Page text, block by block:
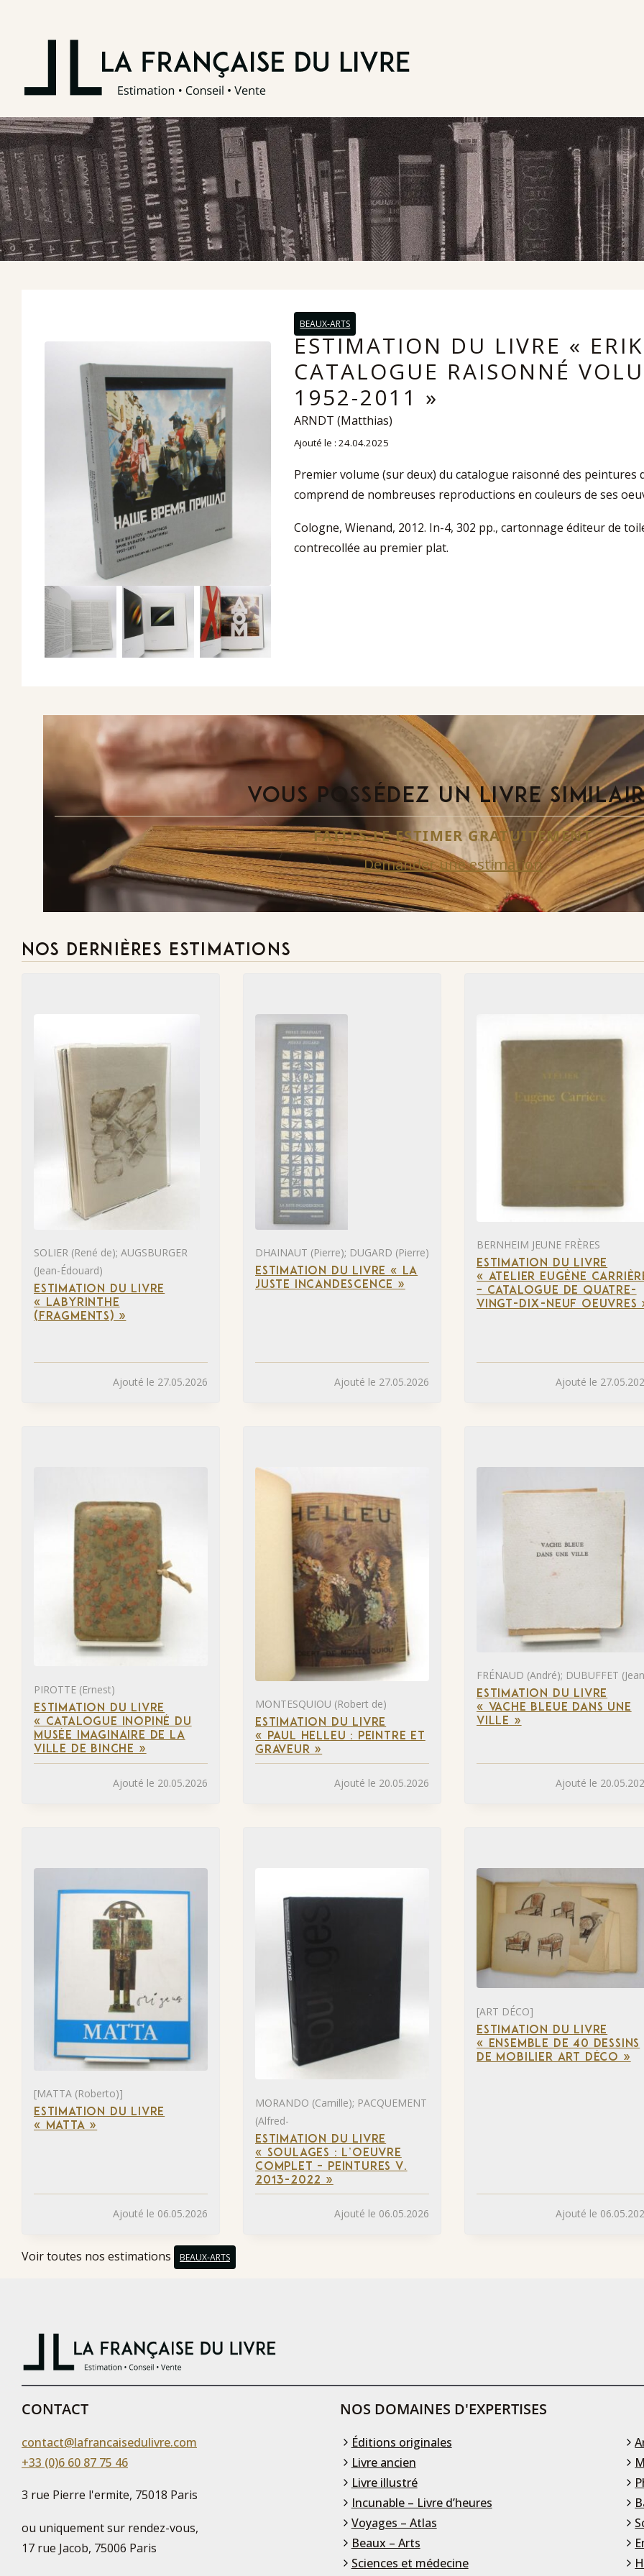
BEAUX-ARTS
ESTIMATION DU LIVRE «
CATALOGUE RAISONNÉ
1952-2011 »
ARNDT (Matthias)
Ajouté le : 24.04.2025
Premier volume (sur deux) du catalogue raisonné des peintures
comprend de nombreuses reproductions en couleurs de ses
Cologne, Wienand, 2012. In-4, 302 pp., cartonnage éditeur de
contrecollée au premier plat.
VOUS POSSÉDEZ UN LIVRE
FAITES-LE ESTIMER GRATUITEMENT
Demander une estimation
NOS DERNIÈRES ESTIMATIONS
SOLIER (René de); AUGSBURGER
(Jean-Édouard)
ESTIMATION DU LIVRE
« LABYRINTHE
(FRAGMENTS) »
Ajouté le 27.05.2026
DHAINAUT (Pierre); DUGARD (Pierre)
ESTIMATION DU LIVRE « LA
JUSTE INCANDESCENCE »
Ajouté le 27.05.2026
BERNHEIM JEUNE FRÈRES
ESTIMATION DU LIVRE
« ATELIER EUGÈNE
– CATALOGUE DE QUATRE-
VINGT-DIX-NEUF OEUVRES
Ajouté le
PIROTTE (Ernest)
ESTIMATION DU LIVRE
« CATALOGUE INOPINÉ DU
MUSÉE IMAGINAIRE DE LA
VILLE DE BINCHE »
Ajouté le 20.05.2026
MONTESQUIOU (Robert de)
ESTIMATION DU LIVRE
« PAUL HELLEU : PEINTRE ET
GRAVEUR »
Ajouté le 20.05.2026
FRÉNAUD (André); DUBUFFET
ESTIMATION DU LIVRE
« VACHE BLEUE DANS UNE
VILLE »
Ajouté le
[MATTA (Roberto)]
ESTIMATION DU LIVRE
« MATTA »
Ajouté le 06.05.2026
MORANDO (Camille); PACQUEMENT
(Alfred-
ESTIMATION DU LIVRE
« SOULAGES : L’OEUVRE
COMPLET – PEINTURES V.
2013-2022 »
Ajouté le 06.05.2026
[ART DÉCO]
ESTIMATION DU LIVRE
« ENSEMBLE DE 40 DESSINS
DE MOBILIER ART DÉCO »
Ajouté le
Voir toutes nos estimations BEAUX-ARTS
CONTACT
contact@lafrancaisedulivre.com
+33 (0)6 60 87 75 46
3 rue Pierre l'ermite, 75018 Paris
ou uniquement sur rendez-vous,
17 rue Jacob, 75006 Paris
NOS DOMAINES D'EXPERTISES
Éditions originales
Livre ancien
Livre illustré
Incunable – Livre d’heures
Voyages – Atlas
Beaux – Arts
Sciences et médecine